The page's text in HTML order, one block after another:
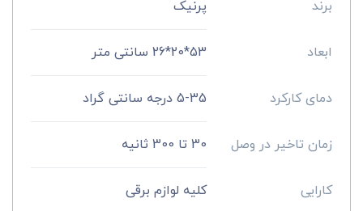
برند پرنیک
ابعاد 53*20*26 سانتی متر
دمای کارکرد 5-35 درجه سانتی گراد
زمان تاخیر در وصل 30 تا 300 ثانیه
کارایی کلیه لوازم برقی